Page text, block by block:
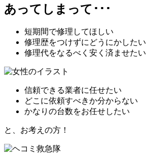
あってしまって･･･
短期間で修理してほしい
修理歴をつけずにどうにかしたい
修理代をなるべく安く済ませたい
信頼できる業者に任せたい
どこに依頼すべきか分からない
かなりの台数をお任せしたい
と、お考えの方！